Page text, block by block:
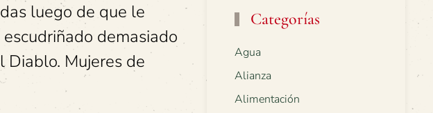
luego de que le
demasiado
Diablo. Mujeres de
Categorías
Agua
Alianza
Alimentación